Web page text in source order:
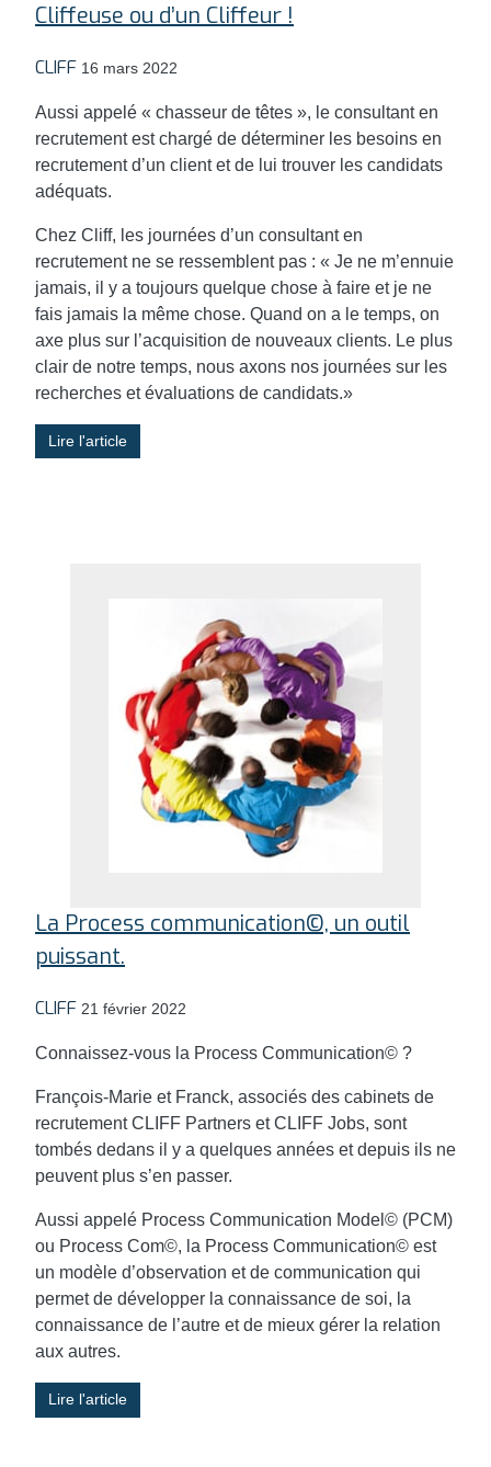
Cliffeuse ou d’un Cliffeur !
CLIFF 16 mars 2022
Aussi appelé « chasseur de têtes », le consultant en
recrutement est chargé de déterminer les besoins en
recrutement d’un client et de lui trouver les candidats
adéquats.
Chez Cliff, les journées d’un consultant en
recrutement ne se ressemblent pas : « Je ne m’ennuie
jamais, il y a toujours quelque chose à faire et je ne
fais jamais la même chose. Quand on a le temps, on
axe plus sur l’acquisition de nouveaux clients. Le plus
clair de notre temps, nous axons nos journées sur les
recherches et évaluations de candidats.»
Lire l'article
La Process communication©, un outil
puissant.
CLIFF 21 février 2022
Connaissez-vous la Process Communication© ?
François-Marie et Franck, associés des cabinets de
recrutement CLIFF Partners et CLIFF Jobs, sont
tombés dedans il y a quelques années et depuis ils ne
peuvent plus s’en passer.
Aussi appelé Process Communication Model© (PCM)
ou Process Com©, la Process Communication© est
un modèle d’observation et de communication qui
permet de développer la connaissance de soi, la
connaissance de l’autre et de mieux gérer la relation
aux autres.
Lire l'article